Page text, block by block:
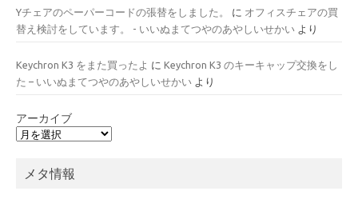
Yチェアのペーパーコードの張替をしました。 に オフィスチェアの買
替え検討をしています。 - いいぬまてつやのあやしいせかい より
Keychron K3 をまた買ったよ に Keychron K3 のキーキャップ交換をし
た – いいぬまてつやのあやしいせかい より
アーカイブ
メタ情報